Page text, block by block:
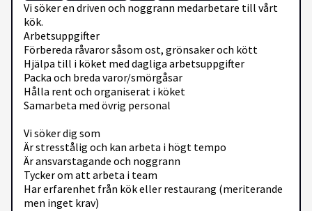
Vi söker en driven och noggrann medarbetare till vårt
kök.
Arbetsuppgifter
Förbereda råvaror såsom ost, grönsaker och kött
Hjälpa till i köket med dagliga arbetsuppgifter
Packa och breda varor/smörgåsar
Hålla rent och organiserat i köket
Samarbeta med övrig personal
Vi söker dig som
Är stresstålig och kan arbeta i högt tempo
Är ansvarstagande och noggrann
Tycker om att arbeta i team
Har erfarenhet från kök eller restaurang (meriterande
men inget krav)